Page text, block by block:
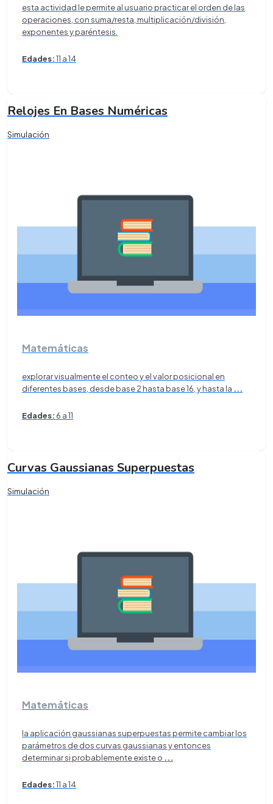
esta actividad le permite al usuario practicar el orden de las
operaciones, con suma/resta, multiplicación/división,
exponentes y paréntesis.
Edades:11 a 14
Relojes En Bases Numéricas
Simulación
Matemáticas
explorar visualmente el conteo y el valor posicional en
diferentes bases, desde base 2 hasta base 16, y hasta la ...
Edades: 6 a 11
Curvas Gaussianas Superpuestas
Simulación
Matemáticas
la aplicación gaussianas superpuestas permite cambiar los
parámetros de dos curvas gaussianas y entonces
determinar si probablemente existe o ...
Edades:11 a 14